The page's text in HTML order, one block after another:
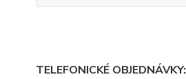
TELEFONICKÉ OBJEDNÁVKY: